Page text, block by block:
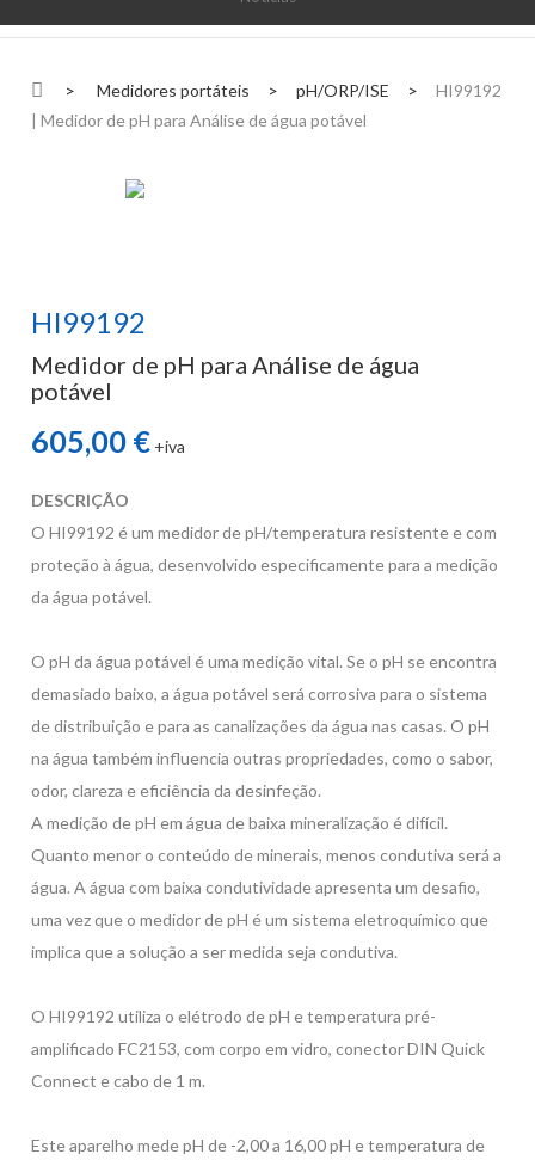
> Medidores portáteis > pH/ORP/ISE >
HI99192
| Medidor de pH para Análise de água potável
HI99192
Medidor de pH para Análise de água
potável
605,00 € +iva
DESCRIÇÃO
O HI99192 é um medidor de pH/temperatura resistente e com
proteção à água, desenvolvido especificamente para a medição
da água potável.
O pH da água potável é uma medição vital. Se o pH se encontra
demasiado baixo, a água potável será corrosiva para o sistema
de distribuição e para as canalizações da água nas casas. O pH
na água também influencia outras propriedades, como o sabor,
odor, clareza e eficiência da desinfeção.
A medição de pH em água de baixa mineralização é difícil.
Quanto menor o conteúdo de minerais, menos condutiva será a
água. A água com baixa condutividade apresenta um desafio,
uma vez que o medidor de pH é um sistema eletroquímico que
implica que a solução a ser medida seja condutiva.
O HI99192 utiliza o elétrodo de pH e temperatura pré-
amplificado FC2153, com corpo em vidro, conector DIN Quick
Connect e cabo de 1 m.
Este aparelho mede pH de -2,00 a 16,00 pH e temperatura de